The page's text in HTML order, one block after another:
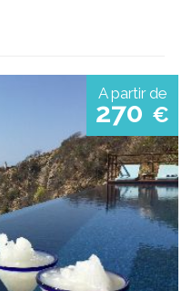
A partir de
270 €